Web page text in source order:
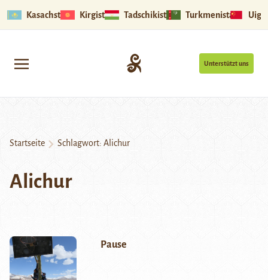
Kasachstan Kirgistan Tadschikistan Turkmenistan
Unterstützt uns
Startseite Schlagwort: Alichur
Alichur
Pause